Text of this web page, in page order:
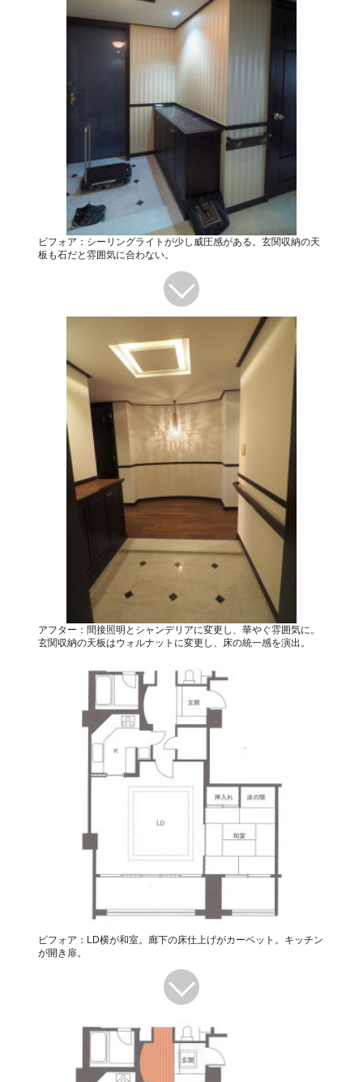
ビフォア：シーリングライトが少し威圧感がある。玄関収納の天
板も石だと雰囲気に合わない。
アフター：間接照明とシャンデリアに変更し、華やぐ雰囲気に。
玄関収納の天板はウォルナットに変更し、床の統一感を演出。
ビフォア：LD横が和室。廊下の床仕上げがカーペット。キッチン
が開き扉。